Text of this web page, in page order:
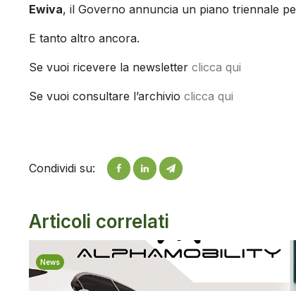
Ewiva, il Governo annuncia un piano triennale
E tanto altro ancora.
Se vuoi ricevere la newsletter clicca qui
Se vuoi consultare l’archivio clicca qui
Condividi su:
Articoli correlati
News